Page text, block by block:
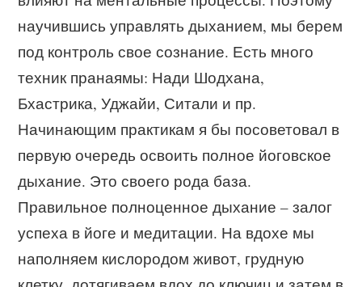
научившись управлять дыханием, мы берем
под контроль свое сознание. Есть много
техник пранаямы: Нади Шодхана,
Бхастрика, Уджайи, Ситали и пр.
Начинающим практикам я бы посоветовал в
первую очередь освоить полное йоговское
дыхание. Это своего рода база.
Правильное полноценное дыхание – залог
успеха в йоге и медитации. На вдохе мы
наполняем кислородом живот, грудную